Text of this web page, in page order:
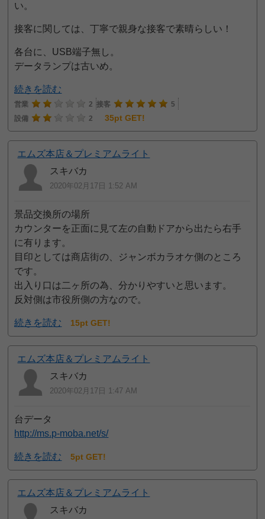
い。
接客に関しては、丁寧で親身な接客で素晴らしい！
各台に、USB端子無し。
データランプは古いめ。
続きを読む
営業 2 接客
5
設備
2 35pt GET!
エムズ本店＆プレミアムライト
スキバカ
2020年02月17日 1:52 AM
景品交換所の場所
カウンターを正面に見て左の自動ドアから出たら右手
に有ります。
目印としては商店街の、ジャンボカラオケ側のところ
です。
出入り口は二ヶ所の為、分かりやすいと思います。
反対側は市役所側の方なので。
続きを読む 15pt GET!
エムズ本店＆プレミアムライト
スキバカ
2020年02月17日 1:47 AM
台データ
http://ms.p-moba.net/s/
続きを読む 5pt GET!
エムズ本店＆プレミアムライト
スキバカ